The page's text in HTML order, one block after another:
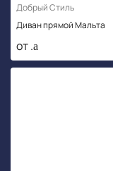
Добрый Стиль
Диван прямой Мальта
от .